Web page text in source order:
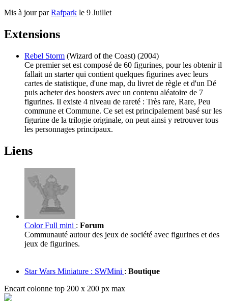
Mis à jour parRafpark le 9 Juillet
Extensions
Rebel Storm (Wizard of the Coast) (2004)
Ce premier set est composé de 60 figurines, pour les obtenir il
fallait un starter qui contient quelques figurines avec leurs
cartes de statistique, d'une map, du livret de règle et d'un Dé
puis acheter des boosters avec un contenu aléatoire de 7
figurines. Il existe 4 niveau de rareté : Très rare, Rare, Peu
commune et Commune. Ce set est principalement basé sur les
figurine de la trilogie originale, on peut ainsi y retrouver tous
les personnages principaux.
Liens
Color Full mini : Forum
Communauté autour des jeux de société avec figurines et des
jeux de figurines.
Star Wars Miniature : SWMini : Boutique
Encart colonne top 200 x 200 px max